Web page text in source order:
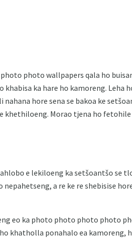
photo wallpapers qala ho
ka hare ho kamoreng. Leha
hore sena se bakoa ke
khethiloeng. Morao tjena ho
e lekiloeng ka setšoantšo se
a re ke re shebisise
eo ka photo photo photo photo
khatholla ponahalo ea kamoreng,